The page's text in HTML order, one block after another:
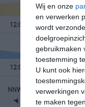
Wij en onze
en verwerken
wordt
gebruikmaken
toestemming
U kunt ook
verwerkingen
te maken
12:00
12:00 15:00
NNW 1 WNW 1